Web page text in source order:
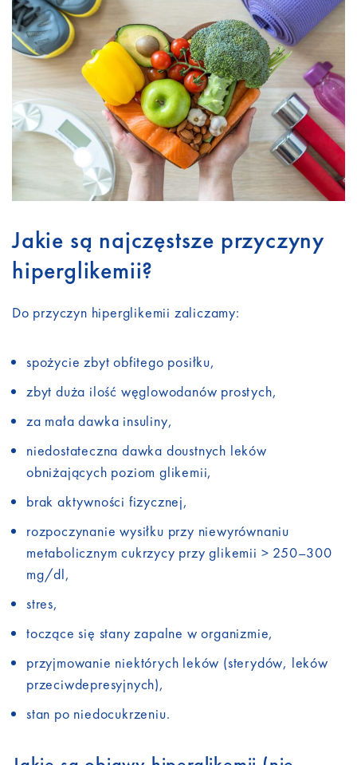
Jakie są najczęstsze przyczyny
hiperglikemii?
Do przyczyn hiperglikemii zaliczamy:
spożycie zbyt obfitego posiłku,
zbyt duża ilość węglowodanów prostych,
za mała dawka insuliny,
niedostateczna dawka doustnych leków
obniżających poziom glikemii,
brak aktywności fizycznej,
rozpoczynanie wysiłku przy niewyrównaniu
metabolicznym cukrzycy przy glikemii > 250–300
mg/dl,
stres,
toczące się stany zapalne w organizmie,
przyjmowanie niektórych leków (sterydów, leków
przeciwdepresyjnych),
stan po niedocukrzeniu.